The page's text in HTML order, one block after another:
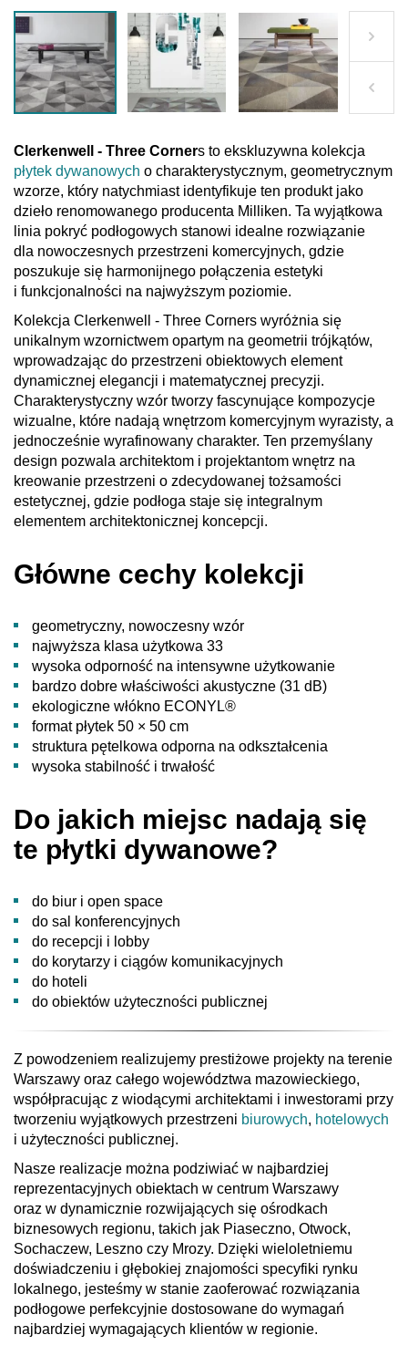
Clerkenwell - Three Corners to ekskluzywna kolekcja
płytek dywanowych o charakterystycznym, geometrycznym
wzorze, który natychmiast identyfikuje ten produkt jako
dzieło renomowanego producenta Milliken. Ta wyjątkowa
linia pokryć podłogowych stanowi idealne rozwiązanie
dla nowoczesnych przestrzeni komercyjnych, gdzie
poszukuje się harmonijnego połączenia estetyki
i funkcjonalności na najwyższym poziomie.
Kolekcja Clerkenwell - Three Corners wyróżnia się
unikalnym wzornictwem opartym na geometrii trójkątów,
wprowadzając do przestrzeni obiektowych element
dynamicznej elegancji i matematycznej precyzji.
Charakterystyczny wzór tworzy fascynujące kompozycje
wizualne, które nadają wnętrzom komercyjnym wyrazisty, a
jednocześnie wyrafinowany charakter. Ten przemyślany
design pozwala architektom i projektantom wnętrz na
kreowanie przestrzeni o zdecydowanej tożsamości
estetycznej, gdzie podłoga staje się integralnym
elementem architektonicznej koncepcji.
Główne cechy kolekcji
geometryczny, nowoczesny wzór
najwyższa klasa użytkowa 33
wysoka odporność na intensywne użytkowanie
bardzo dobre właściwości akustyczne (31 dB)
ekologiczne włókno ECONYL®
format płytek 50 × 50 cm
struktura pętelkowa odporna na odkształcenia
wysoka stabilność i trwałość
Do jakich miejsc nadają się
te płytki dywanowe?
do biur i open space
do sal konferencyjnych
do recepcji i lobby
do korytarzy i ciągów komunikacyjnych
do hoteli
do obiektów użyteczności publicznej
Z powodzeniem realizujemy prestiżowe projekty na terenie
Warszawy oraz całego województwa mazowieckiego,
współpracując z wiodącymi architektami i inwestorami przy
tworzeniu wyjątkowych przestrzeni biurowych, hotelowych
i użyteczności publicznej.
Nasze realizacje można podziwiać w najbardziej
reprezentacyjnych obiektach w centrum Warszawy
oraz w dynamicznie rozwijających się ośrodkach
biznesowych regionu, takich jak Piaseczno, Otwock,
Sochaczew, Leszno czy Mrozy. Dzięki wieloletniemu
doświadczeniu i głębokiej znajomości specyfiki rynku
lokalnego, jesteśmy w stanie zaoferować rozwiązania
podłogowe perfekcyjnie dostosowane do wymagań
najbardziej wymagających klientów w regionie.